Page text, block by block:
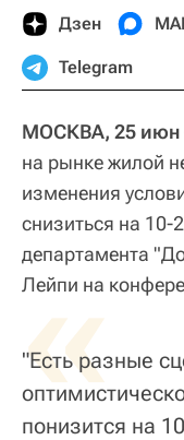
Дзен
Telegram
МОСКВА, 25 июн
на рынке жилой
изменения
снизиться на 10-
департамента
Лейпи на
«
"Есть разные
понизится на